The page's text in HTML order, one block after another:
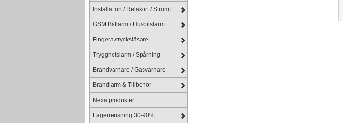
Installation / Reläkort / Strömf.
GSM Båtlarm / Husbilslarm
Fingeravtrycksläsare
Trygghetslarm / Spårning
Brandvarnare / Gasvarnare
Brandlarm & Tillbehör
Nexa produkter
Lagerrensning 30-90%